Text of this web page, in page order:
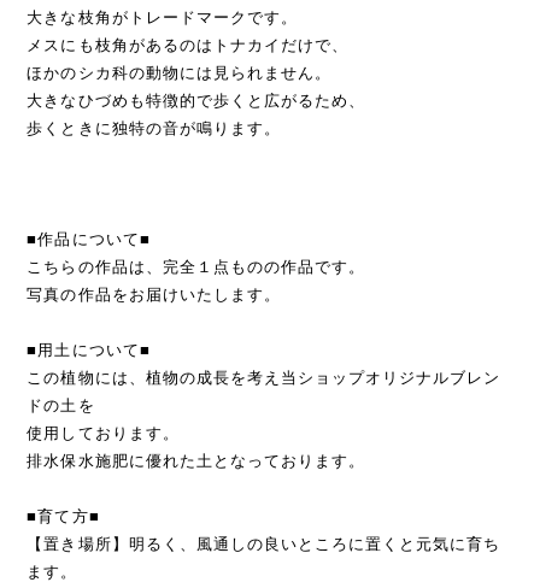
大きな枝角がトレードマークです。
メスにも枝角があるのはトナカイだけで、
ほかのシカ科の動物には見られません。
大きなひづめも特徴的で歩くと広がるため、
歩くときに独特の音が鳴ります。
■作品について■
こちらの作品は、完全１点ものの作品です。
写真の作品をお届けいたします。
■用土について■
この植物には、植物の成長を考え当ショップオリジナルブレン
ドの土を
使用しております。
排水保水施肥に優れた土となっております。
■育て方■
【置き場所】明るく、風通しの良いところに置くと元気に育ち
ます。